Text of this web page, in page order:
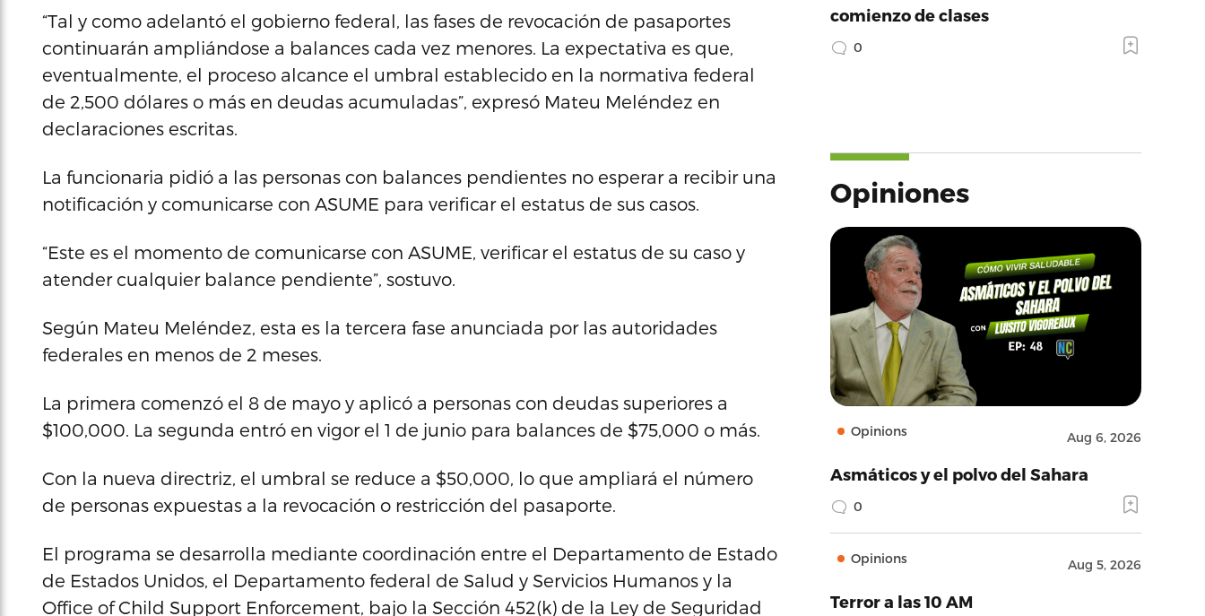
“Tal y como adelantó el gobierno federal, las fases de revocación de pasaportes
continuarán ampliándose a balances cada vez menores. La expectativa es que,
eventualmente, el proceso alcance el umbral establecido en la normativa federal
de 2,500 dólares o más en deudas acumuladas”, expresó Mateu Meléndez en
declaraciones escritas.
La funcionaria pidió a las personas con balances pendientes no esperar a recibir una
notificación y comunicarse con ASUME para verificar el estatus de sus casos.
“Este es el momento de comunicarse con ASUME, verificar el estatus de su caso y
atender cualquier balance pendiente”, sostuvo.
Según Mateu Meléndez, esta es la tercera fase anunciada por las autoridades
federales en menos de 2 meses.
La primera comenzó el 8 de mayo y aplicó a personas con deudas superiores a
$100,000. La segunda entró en vigor el 1 de junio para balances de $75,000 o más.
Con la nueva directriz, el umbral se reduce a $50,000, lo que ampliará el número
de personas expuestas a la revocación o restricción del pasaporte.
El programa se desarrolla mediante coordinación entre el Departamento de Estado
de Estados Unidos, el Departamento federal de Salud y Servicios Humanos y la
Office of Child Support Enforcement, bajo la Sección 452(k) de la Ley de Seguridad
comienzo de clases
0
Opiniones
Opinions Aug 6, 2026
Asmáticos y el polvo del Sahara
0
Opinions Aug 5, 2026
Terror a las 10 AM